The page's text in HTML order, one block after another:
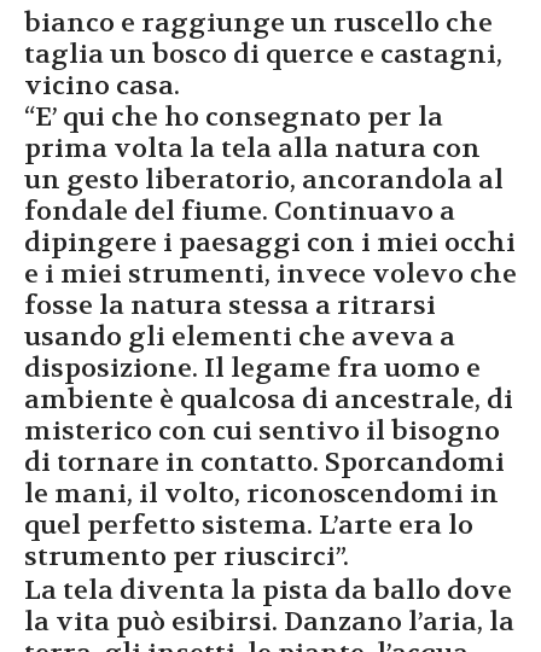
bianco e raggiunge un ruscello che
taglia un bosco di querce e castagni,
vicino casa.
“E’ qui che ho consegnato per la
prima volta la tela alla natura con
un gesto liberatorio, ancorandola al
fondale del fiume. Continuavo a
dipingere i paesaggi con i miei occhi
e i miei strumenti, invece volevo che
fosse la natura stessa a ritrarsi
usando gli elementi che aveva a
disposizione. Il legame fra uomo e
ambiente è qualcosa di ancestrale, di
misterico con cui sentivo il bisogno
di tornare in contatto. Sporcandomi
le mani, il volto, riconoscendomi in
quel perfetto sistema. L’arte era lo
strumento per riuscirci”.
La tela diventa la pista da ballo dove
la vita può esibirsi. Danzano l’aria, la